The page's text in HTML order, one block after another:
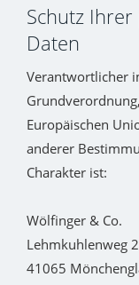
Schutz
Daten
Verantwortlicher
Europäischen
anderer
Charakter ist:
Wölfinger & Co.
Lehmkuhlenweg 2
41065